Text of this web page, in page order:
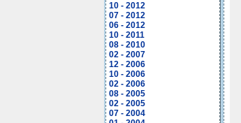
10 - 2012
07 - 2012
06 - 2012
10 - 2011
08 - 2010
02 - 2007
12 - 2006
10 - 2006
02 - 2006
08 - 2005
02 - 2005
07 - 2004